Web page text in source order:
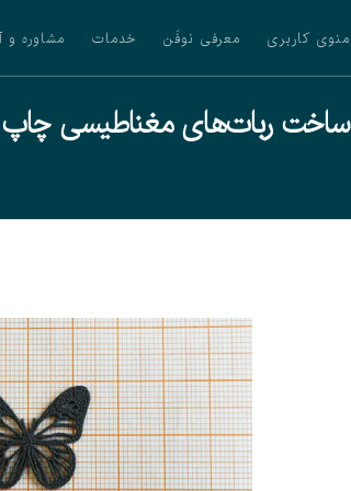
منوی کاربری معرفی نوفَن خدمات مشاوره و
ساخت ربات‌های مغناطیسی چاپ